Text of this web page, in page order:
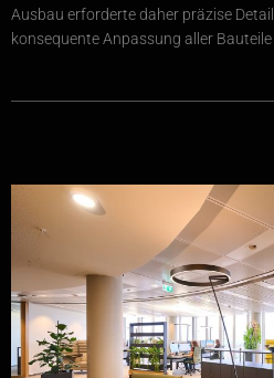
Ausbau erforderte daher präzise
konsequente Anpassung aller